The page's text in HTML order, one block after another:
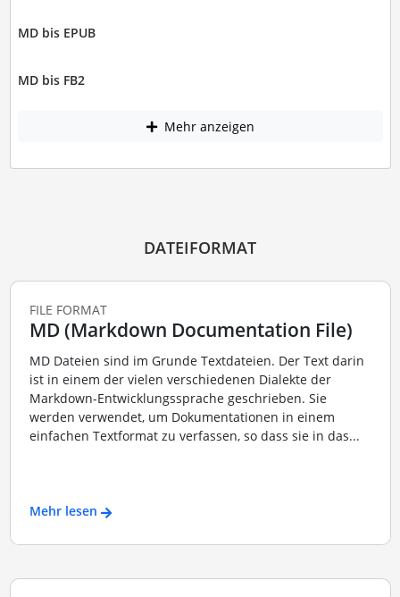
MD bis EPUB
MD bis FB2
Mehr anzeigen
DATEIFORMAT
FILE FORMAT
MD (Markdown Documentation File)
MD Dateien sind im Grunde Textdateien. Der Text darin
ist in einem der vielen verschiedenen Dialekte der
Markdown-Entwicklungssprache geschrieben. Sie
werden verwendet, um Dokumentationen in einem
einfachen Textformat zu verfassen, so dass sie in das...
Mehr lesen